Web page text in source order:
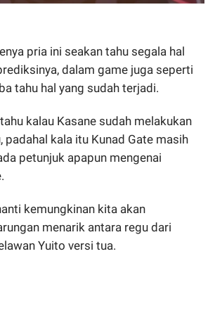
pria ini seakan tahu segala hal
dalam game juga seperti
tahu hal yang sudah terjadi.
kalau Kasane sudah melakukan
padahal kala itu Kunad Gate masih
petunjuk apapun mengenai
kemungkinan kita akan
menarik antara regu dari
Yuito versi tua.